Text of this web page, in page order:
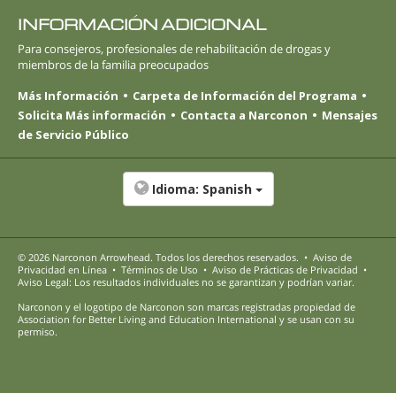
INFORMACIÓN ADICIONAL
Para consejeros, profesionales de rehabilitación de drogas y
miembros de la familia preocupados
Más Información
Carpeta de Información del Programa
Solicita Más información
Contacta a Narconon
Mensajes
de Servicio Público
Idioma: Spanish
© 2026 Narconon Arrowhead. Todos los derechos reservados. • Aviso de
Privacidad en Línea • Términos de Uso • Aviso de Prácticas de Privacidad •
Aviso Legal: Los resultados individuales no se garantizan y podrían variar.
Narconon y el logotipo de Narconon son marcas registradas propiedad de
Association for Better Living and Education International y se usan con su
permiso.